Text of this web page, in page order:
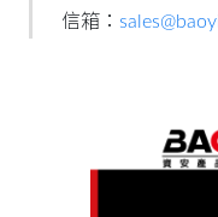
信箱：